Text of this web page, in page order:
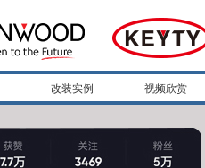
改装实例 视频欣赏